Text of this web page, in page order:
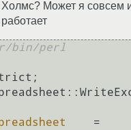
Холмс? Может я совсем
работает
bin/perl
    =